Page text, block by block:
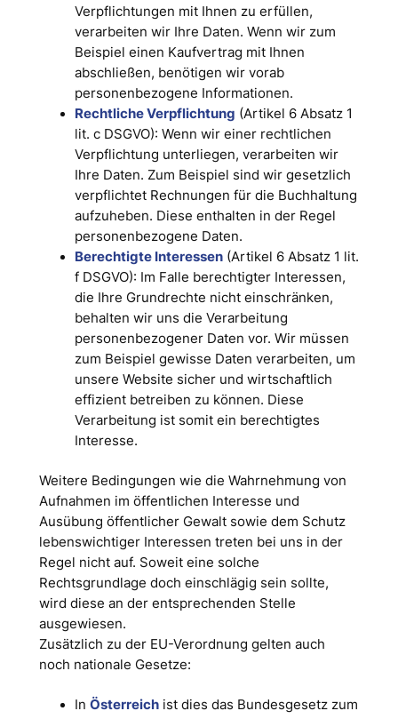
Verpflichtungen mit Ihnen zu erfüllen,
verarbeiten wir Ihre Daten. Wenn wir zum
Beispiel einen Kaufvertrag mit Ihnen
abschließen, benötigen wir vorab
personenbezogene Informationen.
Rechtliche Verpflichtung (Artikel 6 Absatz 1
lit. c DSGVO): Wenn wir einer rechtlichen
Verpflichtung unterliegen, verarbeiten wir
Ihre Daten. Zum Beispiel sind wir gesetzlich
verpflichtet Rechnungen für die Buchhaltung
aufzuheben. Diese enthalten in der Regel
personenbezogene Daten.
Berechtigte Interessen(Artikel 6 Absatz 1 lit.
f DSGVO): Im Falle berechtigter Interessen,
die Ihre Grundrechte nicht einschränken,
behalten wir uns die Verarbeitung
personenbezogener Daten vor. Wir müssen
zum Beispiel gewisse Daten verarbeiten, um
unsere Website sicher und wirtschaftlich
effizient betreiben zu können. Diese
Verarbeitung ist somit ein berechtigtes
Interesse.
Weitere Bedingungen wie die Wahrnehmung von
Aufnahmen im öffentlichen Interesse und
Ausübung öffentlicher Gewalt sowie dem Schutz
lebenswichtiger Interessen treten bei uns in der
Regel nicht auf. Soweit eine solche
Rechtsgrundlage doch einschlägig sein sollte,
wird diese an der entsprechenden Stelle
ausgewiesen.
Zusätzlich zu der EU-Verordnung gelten auch
noch nationale Gesetze:
In Österreichist dies das Bundesgesetz zum